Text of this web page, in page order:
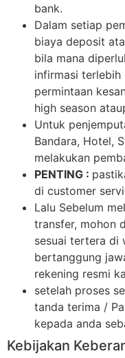
bank.
Dalam setiap
biaya deposit
bila mana
infirmasi terlebih
permintaan
high season
Untuk
Bandara, Hotel,
melakukan
PENTING :
di customer
Lalu Sebelum
transfer, mohon
sesuai tertera di
bertanggung
rekening resmi
setelah proses
tanda terima /
kepada anda
Kebijakan